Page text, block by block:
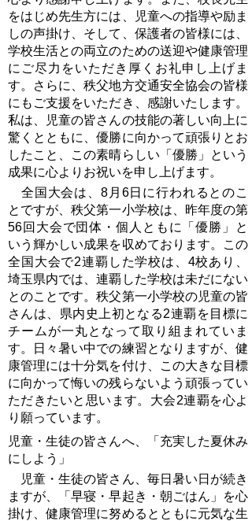
をはじめ先生方には、児童への指導や励ま
しの声掛け、そして、保護者の皆様には、
学校生活との両立のための送迎や健康管理
にご尽力をいただき厚くお礼申し上げま
す。さらに、秩父地方交通安全協会の皆様
にもご支援をいただき、感謝いたします。
私は、児童の皆さんの技能の著しい向上に
驚くとともに、優勝に向かって頑張りとお
したこと、この素晴らしい「優勝」という
成果に心よりお祝いを申し上げます。
全国大会は、8月6日に行われるとのこ
とですが、秩父第一小学校は、昨年度の第
56回大会で団体・個人ともに「優勝」と
いう輝かしい成果を収めております。この
全国大会で2連覇した学校は、4校あり、
埼玉県内では、連覇した学校は未だにない
とのことです。秩父第一小学校の児童の皆
さんは、県内史上初となる2連覇を目標に
チームが一丸となって取り組まれていま
す。日々暑い中での練習となりますが、健
康管理には十分気を付け、この大きな目標
に向かって悔いの残らないよう頑張ってい
ただきたいと思います。大会2連覇を心よ
り願っています。
児童・生徒の皆さんへ、「充実した夏休み
にしよう」
児童・生徒の皆さん、毎日暑い日が続き
ますが、「早寝・早起き・朝ごはん」を心
掛け、健康管理に努めるとともに元気な生